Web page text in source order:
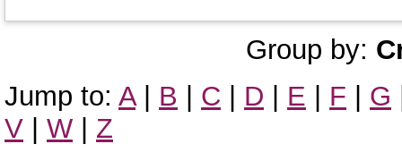
Group by:
Jump to: A| B | C | D | E | F | G
V | W | Z